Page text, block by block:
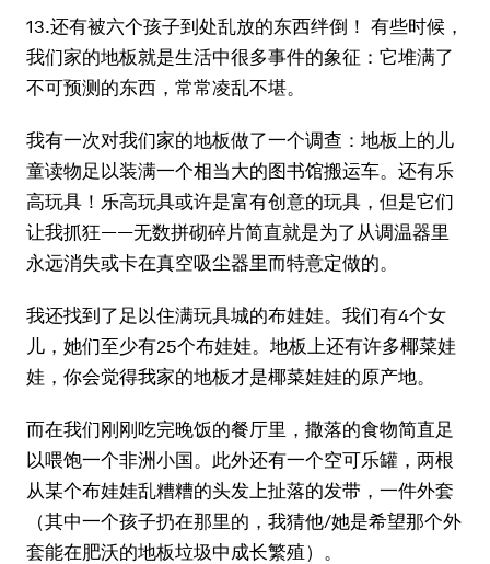
13.还有被六个孩子到处乱放的东西绊倒！ 有些时候，
我们家的地板就是生活中很多事件的象征：它堆满了
不可预测的东西，常常凌乱不堪。
我有一次对我们家的地板做了一个调查：地板上的儿
童读物足以装满一个相当大的图书馆搬运车。还有乐
高玩具！乐高玩具或许是富有创意的玩具，但是它们
让我抓狂——无数拼砌碎片简直就是为了从调温器里
永远消失或卡在真空吸尘器里而特意定做的。
我还找到了足以住满玩具城的布娃娃。我们有4个女
儿，她们至少有25个布娃娃。地板上还有许多椰菜娃
娃，你会觉得我家的地板才是椰菜娃娃的原产地。
而在我们刚刚吃完晚饭的餐厅里，撒落的食物简直足
以喂饱一个非洲小国。此外还有一个空可乐罐，两根
从某个布娃娃乱糟糟的头发上扯落的发带，一件外套
（其中一个孩子扔在那里的，我猜他/她是希望那个外
套能在肥沃的地板垃圾中成长繁殖）。